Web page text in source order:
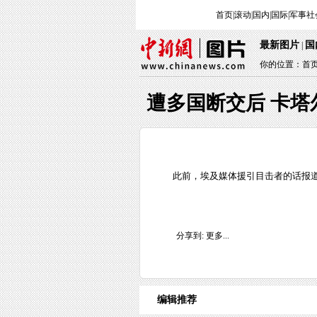
首页|滚动 国内 国际|军事社
最新图片|国
你的位置：首
遭多国断交后 卡
此前，埃及媒体援引目击者的话报
分享到: 更多...
编辑推荐